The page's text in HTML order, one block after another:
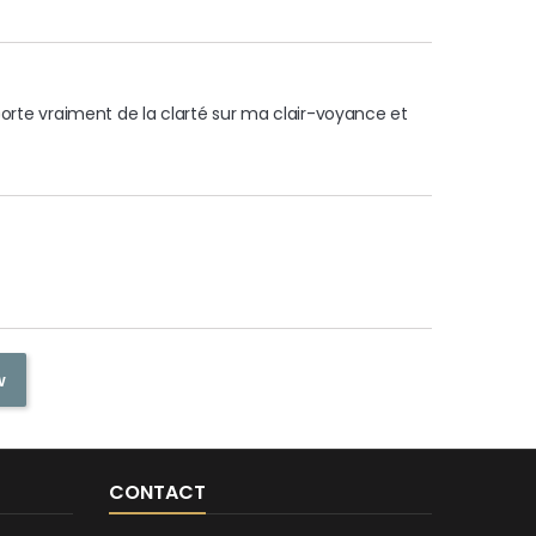
vraiment de la clarté sur ma clair-voyance et
CONTACT